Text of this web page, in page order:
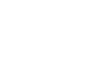
崎東岡]